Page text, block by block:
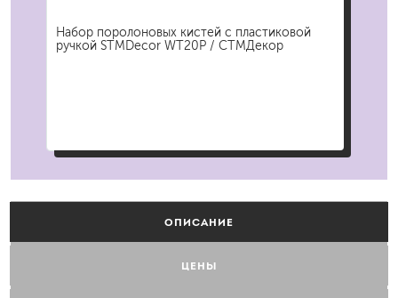
Набор поролоновых кистей с пластиковой
ручкой STMDecor WT20P / СТМДекор
ОПИСАНИЕ
ЦЕНЫ